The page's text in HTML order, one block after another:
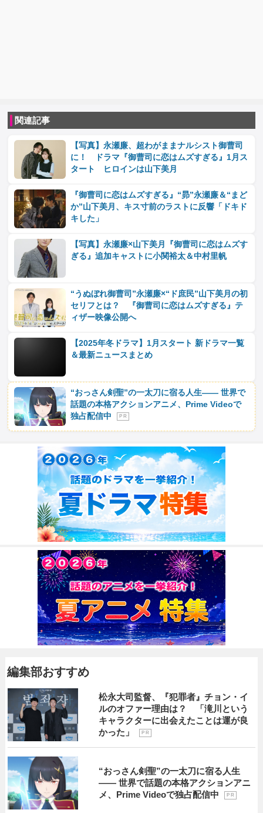
関連記事
【写真】永瀬廉、超わがままナルシスト御曹司
に！ ドラマ『御曹司に恋はムズすぎる』1月ス
タート ヒロインは山下美月
『御曹司に恋はムズすぎる』“昴”永瀬廉＆“まど
か”山下美月、キス寸前のラストに反響「ドキド
キした」
【写真】永瀬廉×山下美月『御曹司に恋はムズす
ぎる』追加キャストに小関裕太＆中村里帆
“うぬぼれ御曹司”永瀬廉×“ド庶民”山下美月の初
セリフとは？ 『御曹司に恋はムズすぎる』テ
ィザー映像公開へ
【2025年冬ドラマ】1月スタート 新ドラマ一覧
＆最新ニュースまとめ
“おっさん剣聖”の一太刀に宿る人生―― 世界で
話題の本格アクションアニメ、Prime Videoで
独占配信中
P R
編集部おすすめ
松永大司監督、『犯罪者』チョン・イ
ルのオファー理由は？ 「滝川という
キャラクターに出会えたことは運が良
かった」
P R
“おっさん剣聖”の一太刀に宿る人生
―― 世界で話題の本格アクションアニ
メ、Prime Videoで独占配信中
P R